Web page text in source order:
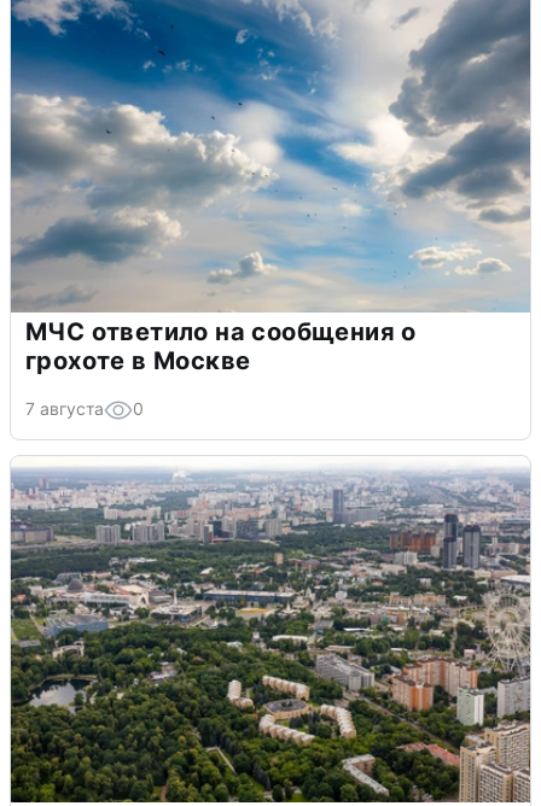
МЧС ответило на сообщения о
грохоте в Москве
7 августа 0